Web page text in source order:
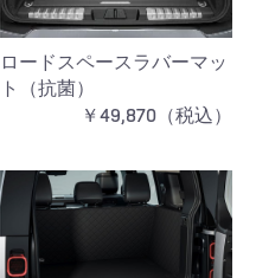
ロードスペースラバーマッ
ト（抗菌）
￥49,870（税込）